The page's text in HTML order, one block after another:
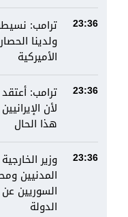
23:36
ترامب:
ولدينا
الأميركية
23:36
ترامب:
لأن
هذا الحال
23:36
وزير
المدنيين
السوريين
الدولة